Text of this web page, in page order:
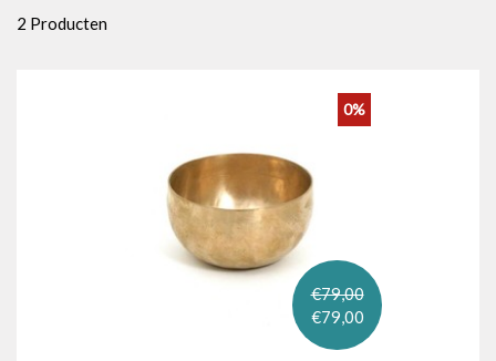
2 Producten
€79,00
€79,00
0%